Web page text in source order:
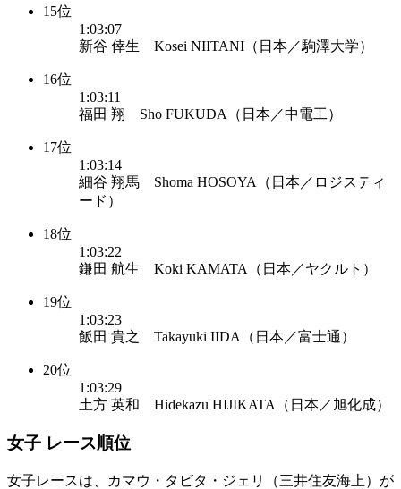
15位
1:03:07
新谷 倖生 Kosei NIITANI（日本／駒澤大学）
16位
1:03:11
福田 翔 Sho FUKUDA（日本／中電工）
17位
1:03:14
細谷 翔馬 Shoma HOSOYA（日本／ロジスティ
ード）
18位
1:03:22
鎌田 航生 Koki KAMATA（日本／ヤクルト）
19位
1:03:23
飯田 貴之 Takayuki IIDA（日本／富士通）
20位
1:03:29
土方 英和 Hidekazu HIJIKATA（日本／旭化成）
女子 レース順位
女子レースは、カマウ・タビタ・ジェリ（三井住友海上）が